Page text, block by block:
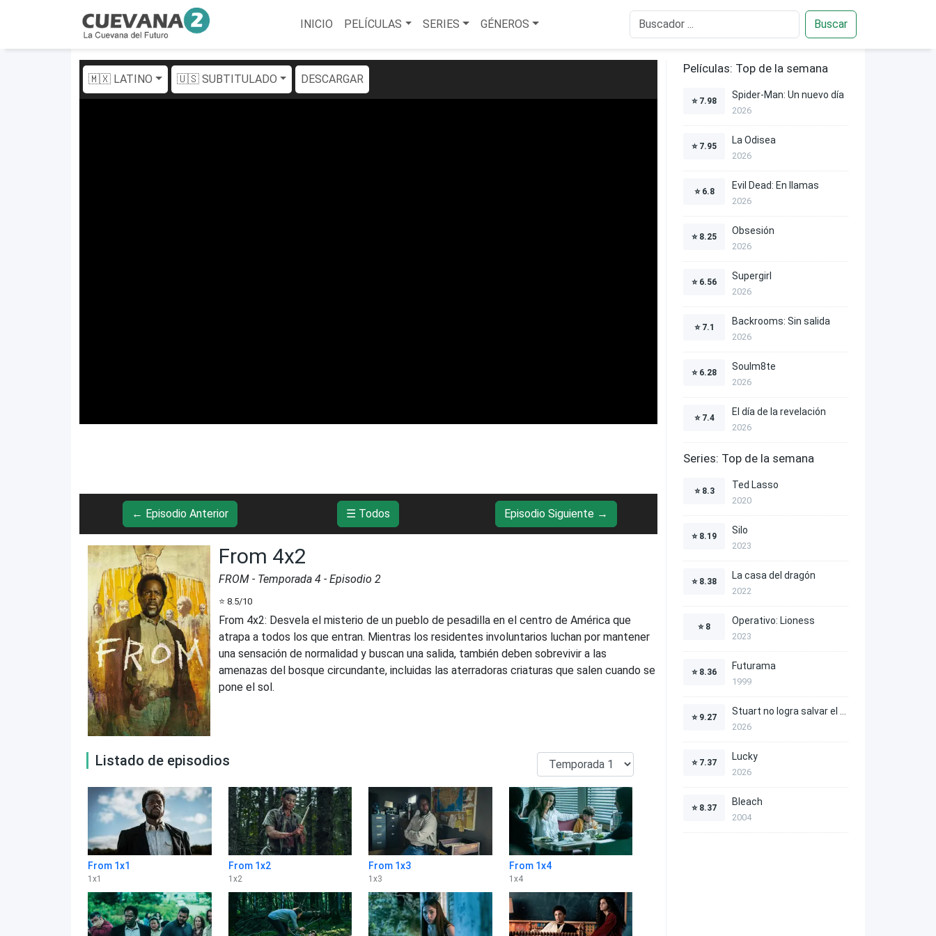
INICIO PELÍCULAS SERIES GÉNEROS Buscar
🇲🇽 LATINO 🇺🇸 SUBTITULADO DESCARGAR
← Episodio Anterior ☰ Todos Episodio Siguiente →
From 4x2
FROM - Temporada 4 - Episodio 2
⭐ 8.5/10
From 4x2: Desvela el misterio de un pueblo de pesadilla en el centro de América que
atrapa a todos los que entran. Mientras los residentes involuntarios luchan por mantener
una sensación de normalidad y buscan una salida, también deben sobrevivir a las
amenazas del bosque circundante, incluidas las aterradoras criaturas que salen cuando se
pone el sol.
Listado de episodios
From 1x1
1 x1
From 1x2
1 x2
From 1x3
1 x3
From 1x4
1 x4
Películas: Top de la semana
⭐ 7.98
Spider-Man: Un nuevo día
2026
⭐ 7.95
La Odisea
2026
⭐ 6.8
Evil Dead: En llamas
2026
⭐ 8.25
Obsesión
2026
⭐ 6.56
Supergirl
2026
⭐ 7.1
Backrooms: Sin salida
2026
⭐ 6.28
Soulm8te
2026
⭐ 7.4
El día de la revelación
2026
Series: Top de la semana
⭐ 8.3
Ted Lasso
2020
⭐ 8.19
Silo
2023
⭐ 8.38
La casa del dragón
2022
⭐ 8
Operativo: Lioness
2023
⭐ 8.36
Futurama
1999
⭐ 9.27
2026
⭐ 7.37
Lucky
2026
⭐ 8.37
Bleach
2004